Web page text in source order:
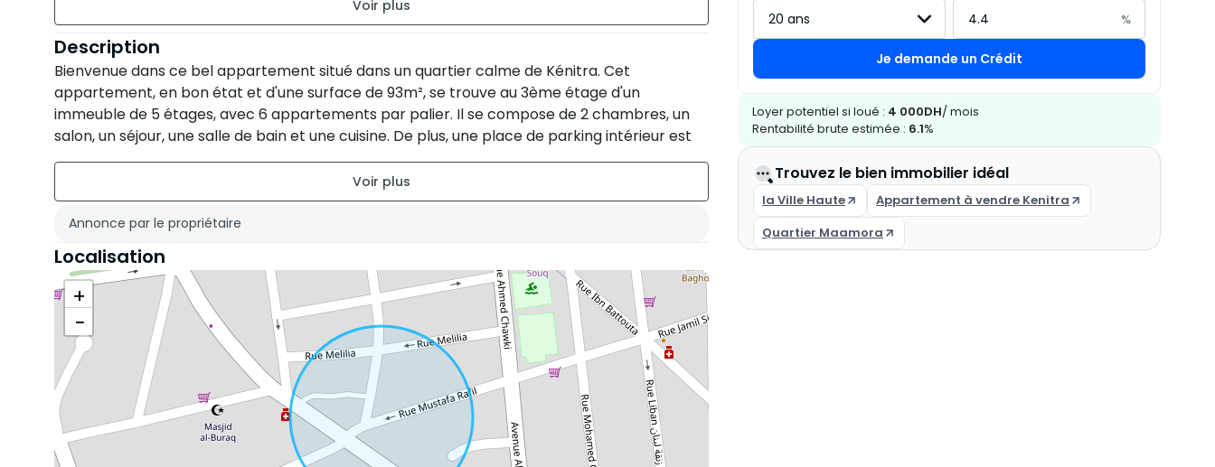
Description
Bienvenue dans ce bel appartement situé dans un quartier calme de Kénitra. Cet
appartement, en bon état et d'une surface de 93m², se trouve au 3ème étage d'un
immeuble de 5 étages, avec 6 appartements par palier. Il se compose de 2 chambres, un
salon, un séjour, une salle de bain et une cuisine. De plus, une place de parking intérieur est
disponible, un véritable atout dans cette région. L'ancienneté du bien est estimée entre 11 et
20 ans. Si vous recherchez un appartement confortable et bien situé, ne tardez pas à nous
contacter pour organiser une visite. Ce bien est idéal pour les familles ou les personnes à la
recherche d'un cadre de vie paisible.
Annonce par le propriétaire
Localisation
+
−
%
Je demande un Crédit
Loyer potentiel si loué : 4 000DH/ mois
Rentabilité brute estimée : 6.1%
Trouvez le bien immobilier idéal
la Ville Haute
Appartement à vendre Kenitra
Quartier Maamora